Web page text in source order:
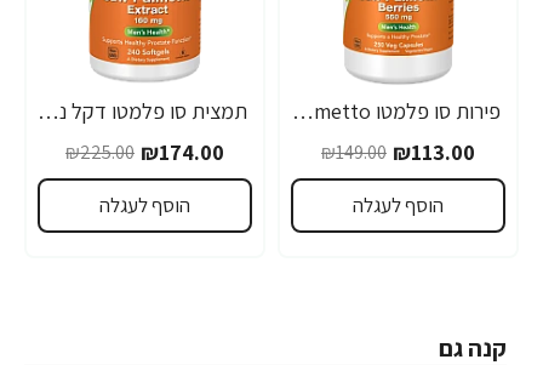
פירות סו פלמטו Saw Palmetto דקל ננסי 550 מ"ג - 250 כמוסות - מבית NOW FOODS
₪113.00
₪149.00
הוסף לעגלה
תמצית סו פלמטו דקל ננסי 160 מ"ג - 240 כמוסות מבית NOW FOODS
₪174.00
₪225.00
הוסף לעגלה
קנה גם